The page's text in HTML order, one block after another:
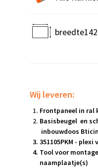
Wij leveren:
Frontpaneel in ral
Basisbeugel en
inbouwdoos
351105PKM -
Tool voor
naamplaatje(s)